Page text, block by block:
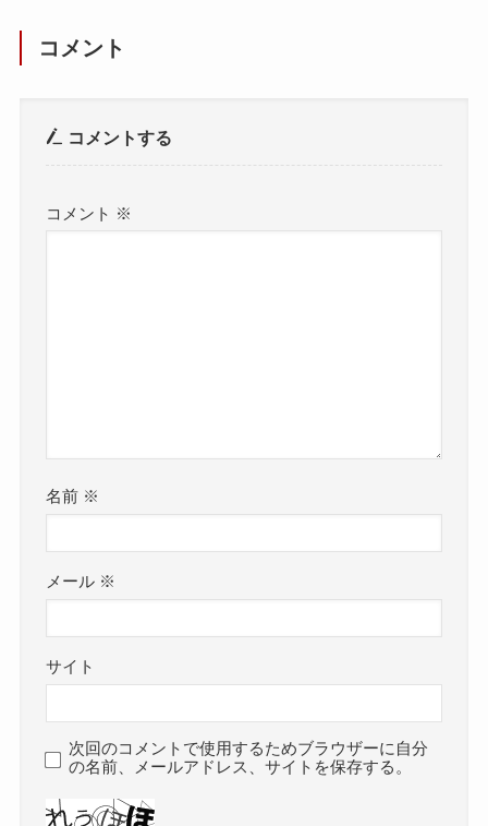
コメント
コメントする
コメント ※
名前 ※
メール ※
サイト
次回のコメントで使用するためブラウザーに自分
の名前、メールアドレス、サイトを保存する。